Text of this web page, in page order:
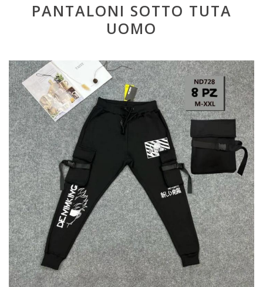
PANTALONI SOTTO TUTA
UOMO